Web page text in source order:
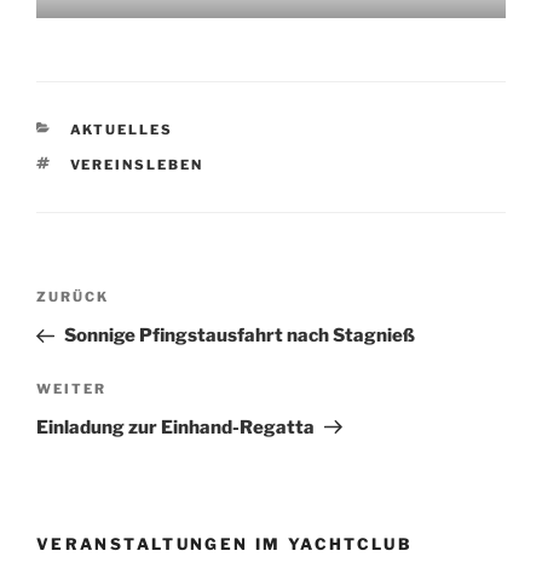
KATEGORIEN
AKTUELLES
SCHLAGWÖRTER
VEREINSLEBEN
Beitragsnavigation
Vorheriger
Beitrag
ZURÜCK
Sonnige Pfingstausfahrt nach Stagnieß
Nächster
Beitrag
WEITER
Einladung zur Einhand-Regatta
VERANSTALTUNGEN IM YACHTCLUB